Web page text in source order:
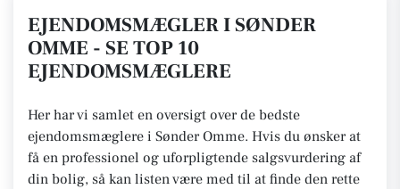
EJENDOMSMÆGLER I SØNDER
OMME - SE TOP 10
EJENDOMSMÆGLERE
Her har vi samlet en oversigt over de bedste
ejendomsmæglere i Sønder Omme. Hvis du ønsker at
få en professionel og uforpligtende salgsvurdering af
din bolig, så kan listen være med til at finde den rette